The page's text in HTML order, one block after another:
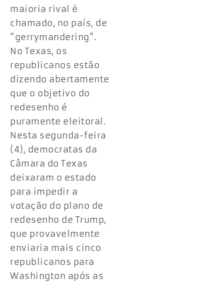
maioria rival é
chamado, no país, de
“gerrymandering”.
No Texas, os
republicanos estão
dizendo abertamente
que o objetivo do
redesenho é
puramente eleitoral.
Nesta segunda-feira
(4), democratas da
Câmara do Texas
deixaram o estado
para impedir a
votação do plano de
redesenho de Trump,
que provavelmente
enviaria mais cinco
republicanos para
Washington após as